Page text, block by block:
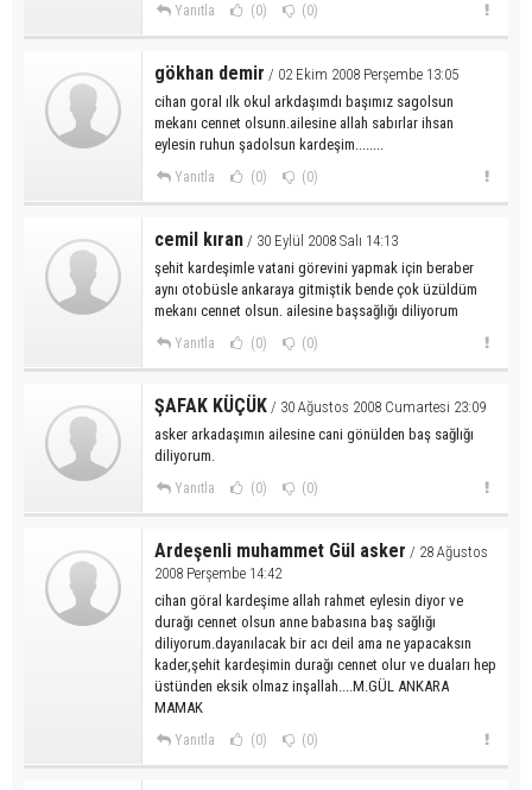
Yanıtla (0) (0)
gökhan demir / 02 Ekim 2008 Perşembe 13:05
cihan goral ılk okul arkdaşımdı başımız sagolsun
mekanı cennet olsunn.ailesine allah sabırlar ihsan
eylesin ruhun şadolsun kardeşim........
Yanıtla (0) (0)
cemil kıran / 30 Eylül 2008 Salı 14:13
şehit kardeşimle vatani görevini yapmak için beraber
aynı otobüsle ankaraya gitmiştik bende çok üzüldüm
mekanı cennet olsun. ailesine başsağlığı diliyorum
Yanıtla (0) (0)
ŞAFAK KÜÇÜK / 30 Ağustos 2008 Cumartesi 23:09
asker arkadaşımın ailesine cani gönülden baş sağlığı
diliyorum.
Yanıtla (0) (0)
Ardeşenli muhammet Gül asker / 28 Ağustos
2008 Perşembe 14:42
cihan göral kardeşime allah rahmet eylesin diyor ve
durağı cennet olsun anne babasına baş sağlığı
diliyorum.dayanılacak bir acı deil ama ne yapacaksın
kader,şehit kardeşimin durağı cennet olur ve duaları hep
üstünden eksik olmaz inşallah....M.GÜL ANKARA
MAMAK
Yanıtla (0) (0)